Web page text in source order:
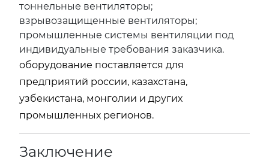
тоннельные вентиляторы;
взрывозащищенные вентиляторы;
промышленные системы вентиляции под
индивидуальные требования заказчика.
оборудование поставляется для
предприятий россии, казахстана,
узбекистана, монголии и других
промышленных регионов.
Заключение